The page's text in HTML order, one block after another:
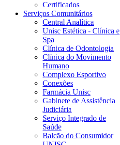
Certificados
Serviços Comunitários
Central Analítica
Unisc Estética - Clínica e
Spa
Clínica de Odontologia
Clínica do Movimento
Humano
Complexo Esportivo
Conexões
Farmácia Unisc
Gabinete de Assistência
Judiciária
Serviço Integrado de
Saúde
Balcão do Consumidor